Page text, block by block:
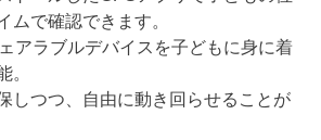
ムで確認できます。
アラブルデバイスを子どもに身に着
。
しつつ、自由に動き回らせることが